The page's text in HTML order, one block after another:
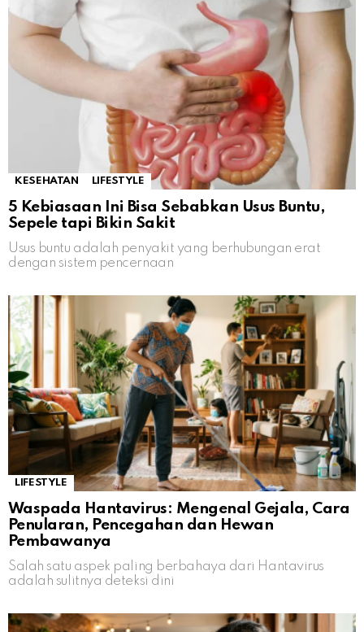
KESEHATAN LIFESTYLE
5 Kebiasaan Ini Bisa Sebabkan Usus Buntu,
Sepele tapi Bikin Sakit
Usus buntu adalah penyakit yang berhubungan erat
dengan sistem pencernaan
LIFESTYLE
Waspada Hantavirus: Mengenal Gejala, Cara
Penularan, Pencegahan dan Hewan
Pembawanya
Salah satu aspek paling berbahaya dari Hantavirus
adalah sulitnya deteksi dini